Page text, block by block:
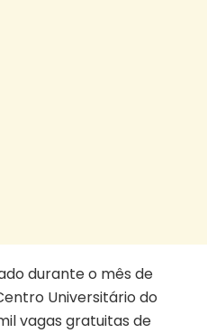
durante o mês de
Universitário do
vagas gratuitas de